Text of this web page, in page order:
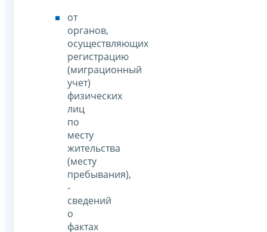
от
органов,
осуществляющих
регистрацию
(миграционный
учет)
физических
лиц
по
месту
жительства
(месту
пребывания),
-
сведений
о
фактах